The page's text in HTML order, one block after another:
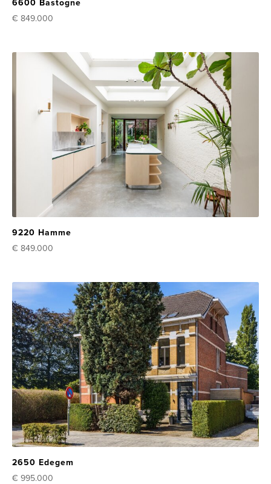
6600 Bastogne
€ 849.000
9220 Hamme
€ 849.000
2650 Edegem
€ 995.000